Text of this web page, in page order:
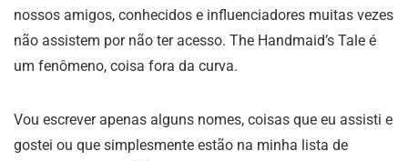
nossos amigos, conhecidos e influenciadores muitas vezes
não assistem por não ter acesso. The Handmaid’s Tale é
um fenômeno, coisa fora da curva.
Vou escrever apenas alguns nomes, coisas que eu assisti e
gostei ou que simplesmente estão na minha lista de